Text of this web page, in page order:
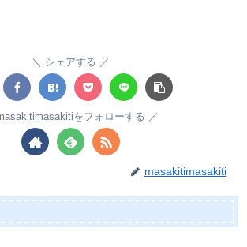
シェアする
をフォローする
masakitimasakiti